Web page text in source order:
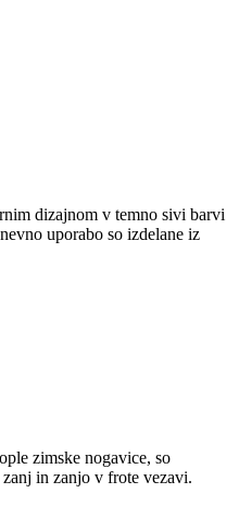
dizajnom v temno sivi barvi
uporabo so izdelane iz
zimske nogavice, so
in zanjo v frote vezavi.